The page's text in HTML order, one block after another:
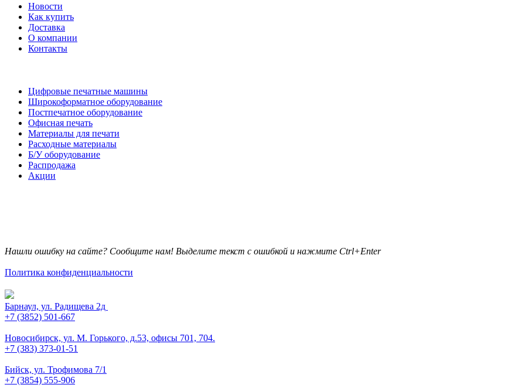
Новости
Как купить
Доставка
О компании
Контакты
Цифровые печатные машины
Широкоформатное оборудование
Постпечатное оборудование
Офисная печать
Материалы для печати
Расходные материалы
Б/У оборудование
Распродажа
Акции
Нашли ошибку на сайте? Сообщите нам! Выделите текст с ошибкой и нажмите Ctrl+Enter
Политика конфиденциальности
Барнаул, ул. Радищева 2д
+7 (3852) 501-667
Новосибирск, ул. М. Горького, д.53, офисы 701, 704.
+7 (383) 373-01-51
Бийск, ул. Трофимова 7/1
+7 (3854) 555-906